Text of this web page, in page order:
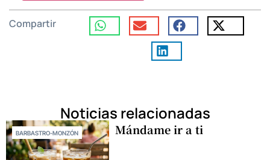
Compartir
Noticias relacionadas
BARBASTRO-MONZÓN Mándame ir a ti